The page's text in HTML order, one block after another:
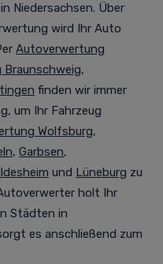
Niedersachsen. Über
wird Ihr Auto
Autoverwertung
,
finden wir immer
um Ihr Fahrzeug
Wolfsburg,
, Garbsen,
und Lüneburg zu
holt Ihr
Städten in
es anschließend zum